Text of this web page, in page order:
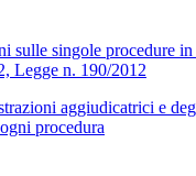
sulle singole procedure
Legge n. 190/2012
aggiudicatrici e
procedura